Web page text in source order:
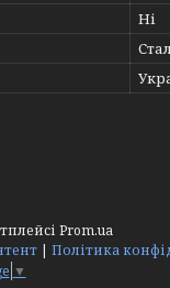
Ні
Prom.ua
| Політика
▼